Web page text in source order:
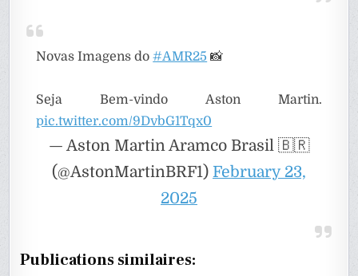
Novas Imagens do#AMR25 📸
Seja Bem-vindo Aston Martin.
pic.twitter.com/9DvbG1Tqx0
— Aston Martin Aramco Brasil 🇧🇷
(@AstonMartinBRF1) February 23,
2025
Publications similaires: